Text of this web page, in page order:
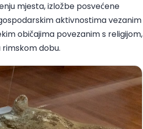
mjesta, izložbe posvećene
aktivnostima vezanim
običajima povezanim s religijom,
dobu.